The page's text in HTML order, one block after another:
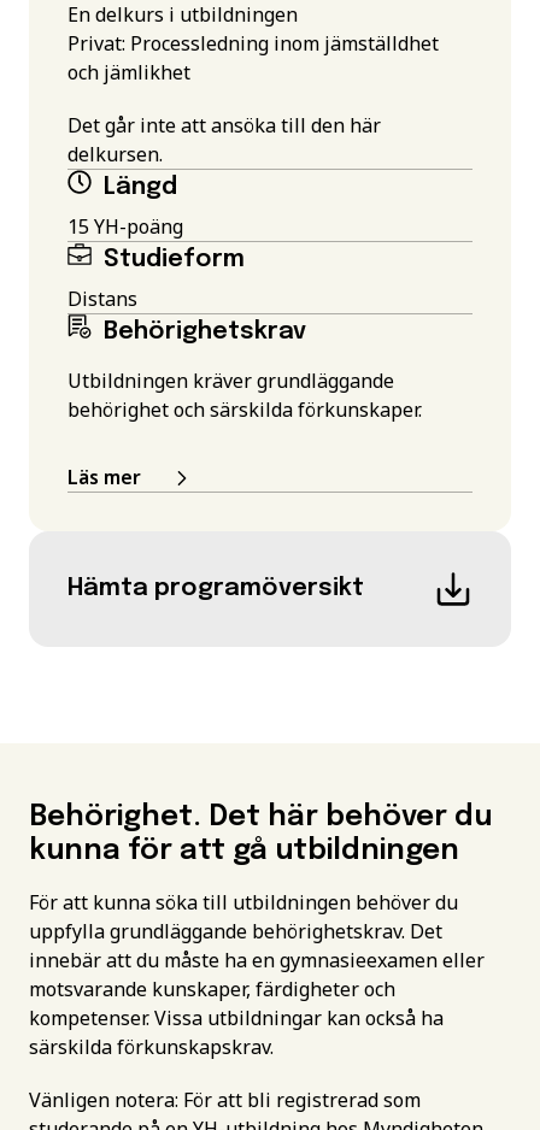
En delkurs i utbildningen
Privat: Processledning inom jämställdhet
och jämlikhet
Det går inte att ansöka till den här
delkursen.
Längd
15 YH-poäng
Studieform
Distans
Behörighetskrav
Utbildningen kräver grundläggande
behörighet och särskilda förkunskaper.
Läs mer
Hämta programöversikt
Behörighet. Det här behöver du
kunna för att gå utbildningen
För att kunna söka till utbildningen behöver du
uppfylla grundläggande behörighetskrav. Det
innebär att du måste ha en gymnasieexamen eller
motsvarande kunskaper, färdigheter och
kompetenser. Vissa utbildningar kan också ha
särskilda förkunskapskrav.
Vänligen notera: För att bli registrerad som